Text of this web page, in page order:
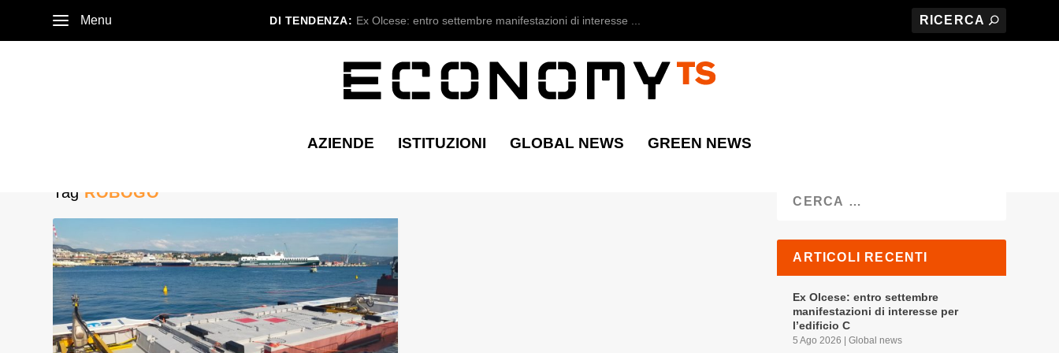
Menu DI TENDENZA: Ex Olcese: entro settembre manifestazioni di interesse ...
AZIENDE ISTITUZIONI GLOBAL NEWS GREEN NEWS
Tag ROBOGO
ARTICOLI RECENTI
Ex Olcese: entro settembre
manifestazioni di interesse per
l’edificio C
5 Ago 2026 |Global news